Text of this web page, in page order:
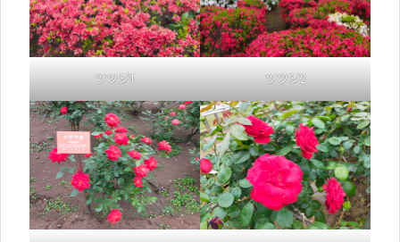
ツツジ1 ツツジ2